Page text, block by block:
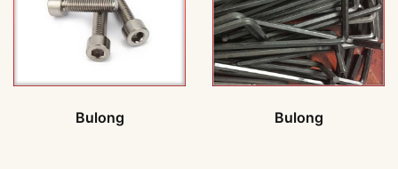
Bulong Bulong